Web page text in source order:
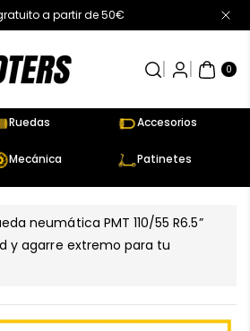
a partir de 50€
0
AR
TÍC
UL
Ruedas Accesorios
Mecánica Patinetes
neumática PMT 110/55 R6.5”
y agarre extremo para tu